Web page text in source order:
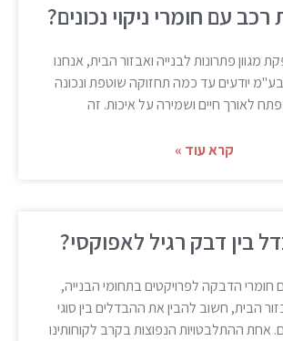
רכב עם חומרי ניקוי נכונים?
פתרונות לבנייה ואבזור הבית, אנחנו
בע"מ יודעים עד כמה תחזוקה שוטפת ונכונה
לאורך חיים ושמירה על איכות. זה
קרא עוד »
בין דבק רגיל לאפוקסי?
חומרי הדבקה לפרויקטים בתחומי הבנייה,
הבית, חשוב להבין את ההבדלים בין סוגי
אחת ההתלבטויות הנפוצות בקרב לקוחותינו